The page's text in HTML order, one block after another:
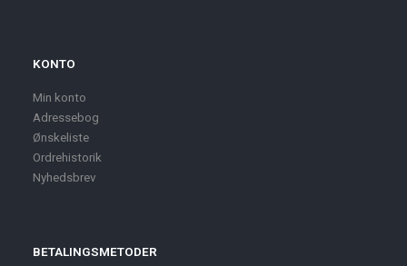
KONTO
Min konto
Adressebog
Ønskeliste
Ordrehistorik
Nyhedsbrev
BETALINGSMETODER